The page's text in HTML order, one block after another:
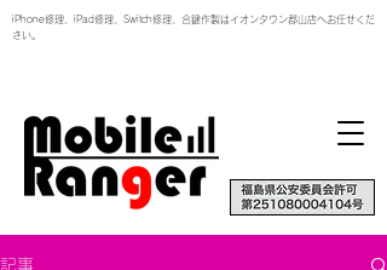
iPhone修理、iPad修理、Switch修理、合鍵作製はイオンタウン郡山店へお任せくだ
さい。
記事